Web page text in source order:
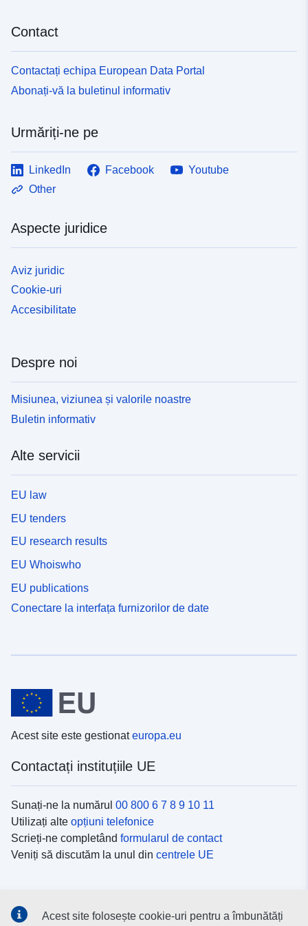
Contact
Contactați echipa European Data Portal
Abonați-vă la buletinul informativ
Urmăriți-ne pe
LinkedIn Facebook
Youtube
Other
Aspecte juridice
Aviz juridic
Cookie-uri
Accesibilitate
Despre noi
Misiunea, viziunea și valorile noastre
Buletin informativ
Alte servicii
EU law
EU tenders
EU research results
EU Whoiswho
EU publications
Conectare la interfața furnizorilor de date
Acest site este gestionateuropa.eu
Contactați instituțiile UE
Sunați-ne la numărul 00 800 6 7 8 9 10 11
Utilizați alte opțiuni telefonice
Scrieți-ne completând formularul de contact
Veniți să discutăm la unul din centrele UE
Acest site folosește cookie-uri pentru a îmbunătăți